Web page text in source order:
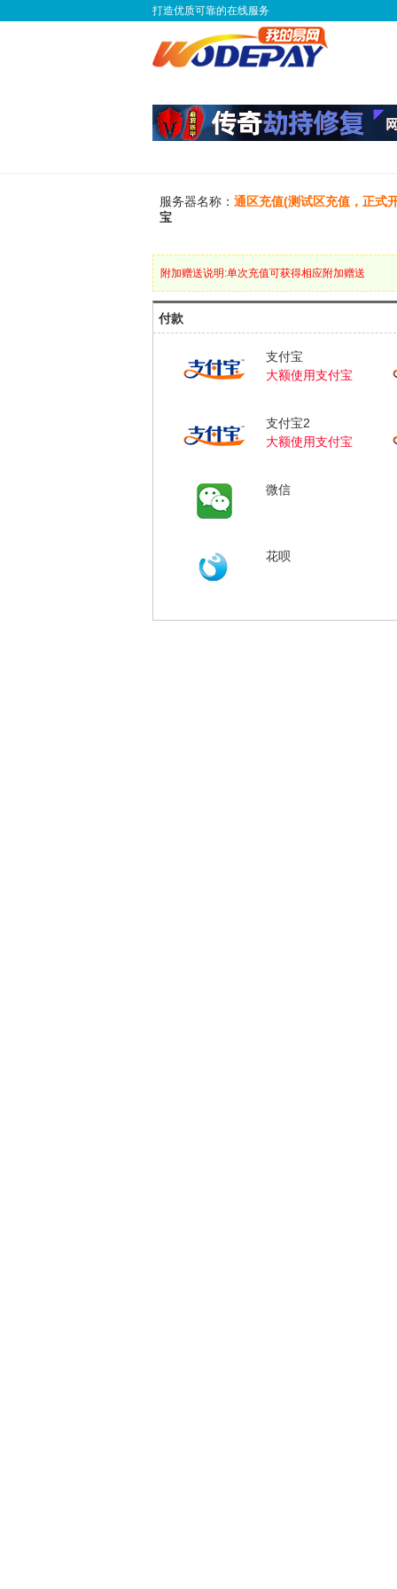
打造优质可靠的在线服务
服务器名称： 通区充值(测试区充值，正式
宝
附加赠送说明:单次充值可获得相应附加赠送
付款
支付宝
大额使用支付宝
支付宝2
大额使用支付宝
微信
花呗